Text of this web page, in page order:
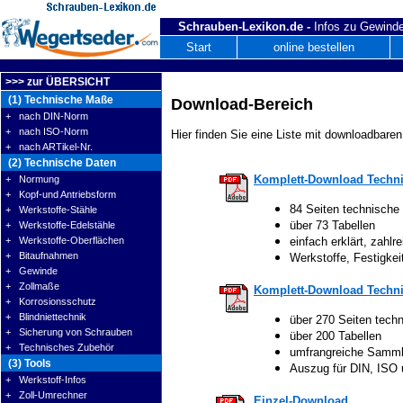
Schrauben-Lexikon.de - Infos zu
Start
online bestellen
>>> zur ÜBERSICHT
(1) Technische Maße
+ nach DIN-Norm
+ nach ISO-Norm
+ nach ARTikel-Nr.
(2) Technische Daten
+ Normung
+ Kopf-und Antriebsform
+ Werkstoffe-Stähle
+ Werkstoffe-Edelstähle
+ Werkstoffe-Oberflächen
+ Bitaufnahmen
+ Gewinde
+ Zollmaße
+ Korrosionsschutz
+ Blindniettechnik
+ Sicherung von Schrauben
+ Technisches Zubehör
(3) Tools
+ Werkstoff-Infos
+ Zoll-Umrechner
Download-Bereich
Hier finden Sie eine Liste mit
Komplett-Download
84 Seiten technische
über 73 Tabellen
einfach erklärt,
Werkstoffe,
Komplett-Download
über 270 Seiten
über 200 Tabellen
umfrangreiche
Auszug für DIN, ISO